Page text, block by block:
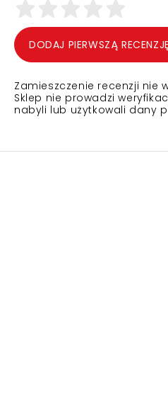
DODAJ PIERWSZĄ RECENZJĘ
Zamieszczenie recenzji nie
Sklep nie prowadzi
nabyli lub użytkowali dany